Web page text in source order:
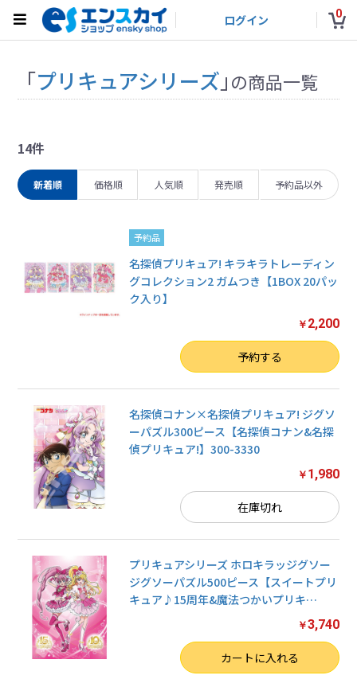
ログイン 0
「プリキュアシリーズ 」の商品一覧
14件
新着順 価格順 人気順 発売順 予約品以外
予約品
名探偵プリキュア! キラキラトレーディン
グコレクション2 ガムつき【1BOX 20パッ
ク入り】
￥ 2,200
予約する
名探偵コナン×名探偵プリキュア! ジグソ
ーパズル300ピース【名探偵コナン&名探
偵プリキュア!】300-3330
￥ 1,980
在庫切れ
プリキュアシリーズ ホロキラッジグソー
ジグソーパズル500ピース【スイートプリ
キュア♪15周年&魔法つかいプリキ…
￥3,740
カートに入れる